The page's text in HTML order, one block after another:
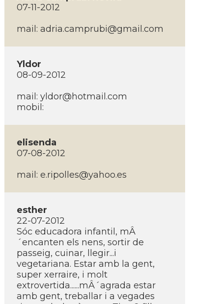
07-11-2012
mail: adria.camprubi@gmail.com
Yldor
08-09-2012
mail: yldor@hotmail.com
mobil:
elisenda
07-08-2012
mail: e.ripolles@yahoo.es
esther
22-07-2012
Sóc educadora infantil, mÂ
´encanten els nens, sortir de
passeig, cuinar, llegir...i
vegetariana. Estar amb la gent,
super xerraire, i molt
extrovertida......mÂ´agrada estar
amb gent, treballar i a vegades